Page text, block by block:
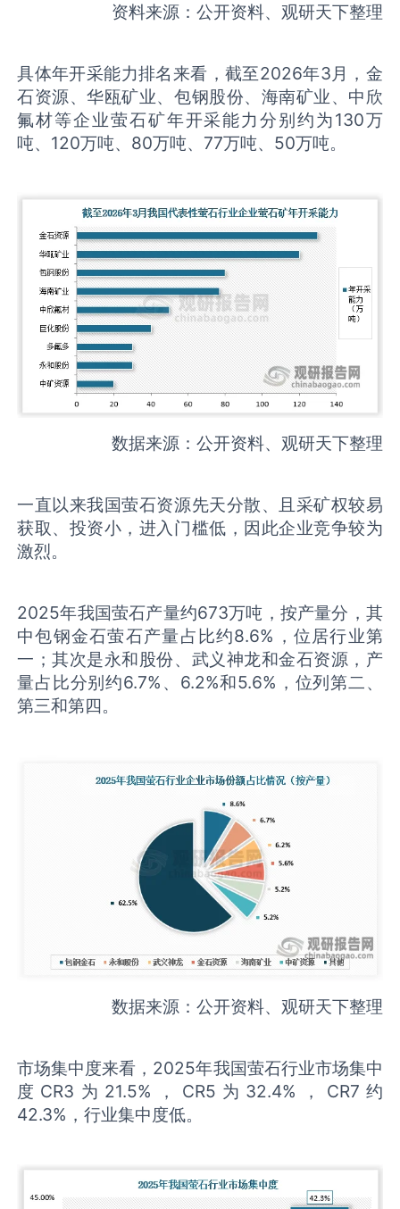
资料来源：公开资料、观研天下整理
具体年开采能力排名来看，截至2026年3月，金
石资源、华瓯矿业、包钢股份、海南矿业、中欣
氟材等企业萤石矿年开采能力分别约为130万
吨、120万吨、80万吨、77万吨、50万吨。
数据来源：公开资料、观研天下整理
一直以来我国萤石资源先天分散、且采矿权较易
获取、投资小，进入门槛低，因此企业竞争较为
激烈。
2025年我国萤石产量约673万吨，按产量分，其
中包钢金石萤石产量占比约8.6%，位居行业第
一；其次是永和股份、武义神龙和金石资源，产
量占比分别约6.7%、6.2%和5.6%，位列第二、
第三和第四。
数据来源：公开资料、观研天下整理
市场集中度来看，2025年我国萤石行业市场集中
度CR3为21.5%，CR5为32.4%，CR7约
42.3%，行业集中度低。